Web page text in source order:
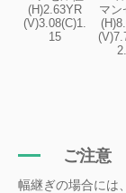
(H)2.63YR
(V)3.08(C)1.
15
マン
ご注意
幅継ぎの場合には